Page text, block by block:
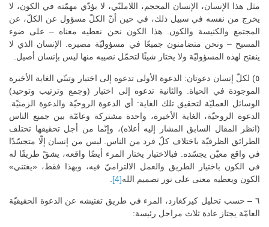
مثل هذا الإنسان، الإنسان المحجم، اللاملبّي، لا يؤدّي مهمّته في الكون، لا
يخرج من نفسه في سبيل ذلك، في حين أنّ الكلّ مسؤول عن الكلّ، عن
المجتمع والكنيسة والكون. هذا الكون نحن نعطيه معناه – على ضوء
المسيح – ونحن متضامنون جميعًا في مسؤوليّة مصيره. الإنسان الذي لا
ينفتح لهذه المسؤوليّة ولا يختار شيئًا لتحمّل نصيبه منها ليس بإنسان أصيل.
٥) لكلّ إنسان دعوتان: الدعوة الأولى تدعوه إلى اختيار وتبنّي الغاية الأخيرة
الموجودة في الحياة. والثانية تدعوه إلى اختيار (وجمع وترتيب وتوحيد)
الوسائل العمليّة لتحقيق تلك الغاية: أي الدعوة الروحيّة والدعوة الزمنيّة.
الدعوة الروحيّة، الغاية الأخيرة، واحدة مشتركة وعامّة بين جميع الناس
(انظر المقال السابق المشار إليه أعلاه)، وإنّما من أجل تحقيقها تختلف
الطرائق الظرفيّة باختلاف كلّ فرد من الناس. ليس من إنسان إلّا متجسّدًا
في واقع معيّن يجسّده. فبالاختيار يختار المرء أيضًا واقعه، يشقّ طريقًا له
في الكون باختيار الطريق والعمل الالتزاميّ فيه، وبهذا فقط، «يغتني»
الكون ويعطيه معنى على نور تصميم الله[4]
٦ – حسب تحليل كيركغارد، المرء في طريق تفتيشه عن الدعوة الحقيقيّة
العامّة يجتاز عادة ثلاث مراحل رئيسة: